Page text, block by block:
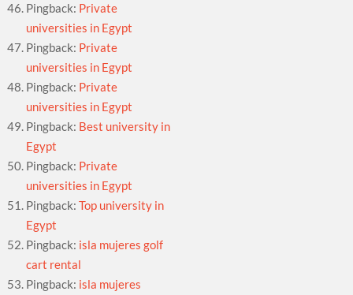
Pingback: Private
universities in Egypt
Pingback: Private
universities in Egypt
Pingback: Private
universities in Egypt
Pingback: Best university in
Egypt
Pingback: Private
universities in Egypt
Pingback:Top university in
Egypt
Pingback: isla mujeres golf
cart rental
Pingback: isla mujeres